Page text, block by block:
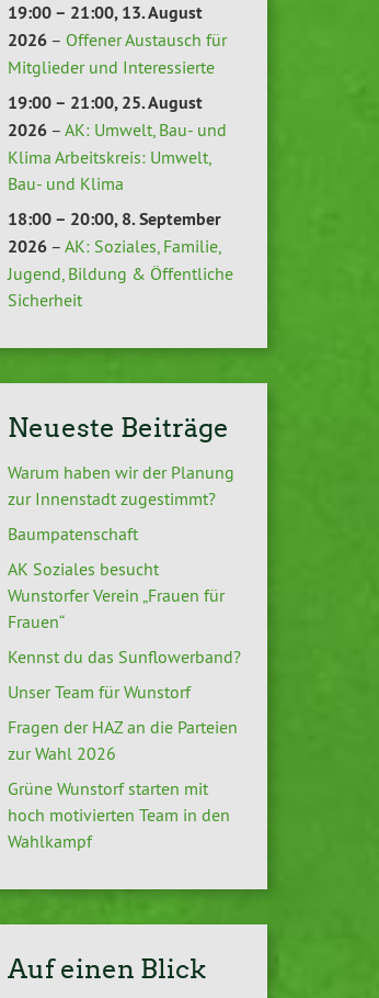
19:00 – 21:00,13. August
2026– Offener Austausch für
Mitglieder und Interessierte
19:00 – 21:00,25. August
2026– AK: Umwelt, Bau- und
Klima Arbeitskreis: Umwelt,
Bau- und Klima
18:00 – 20:00,8. September
2026– AK: Soziales, Familie,
Jugend, Bildung & Öffentliche
Sicherheit
Neueste Beiträge
Warum haben wir der Planung
zur Innenstadt zugestimmt?
Baumpatenschaft
AK Soziales besucht
Wunstorfer Verein „Frauen für
Frauen“
Kennst du das Sunflowerband?
Unser Team für Wunstorf
Fragen der HAZ an die Parteien
zur Wahl 2026
Grüne Wunstorf starten mit
hoch motivierten Team in den
Wahlkampf
Auf einen Blick